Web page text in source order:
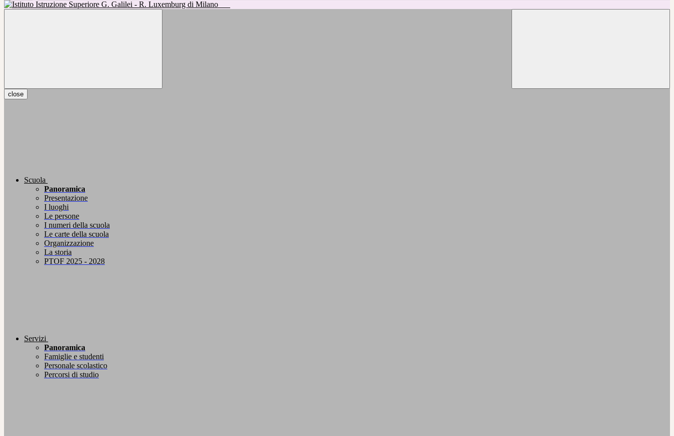
close
Scuola
Panoramica
Presentazione
I luoghi
Le persone
I numeri della scuola
Le carte della scuola
Organizzazione
La storia
PTOF 2025 - 2028
Servizi
Panoramica
Famiglie e studenti
Personale scolastico
Percorsi di studio